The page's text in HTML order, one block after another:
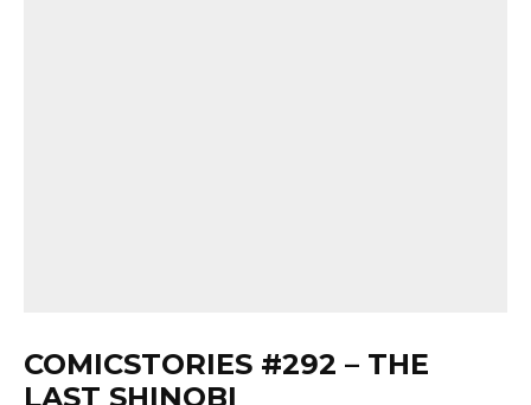
COMICSTORIES #292 – THE
LAST SHINOBI